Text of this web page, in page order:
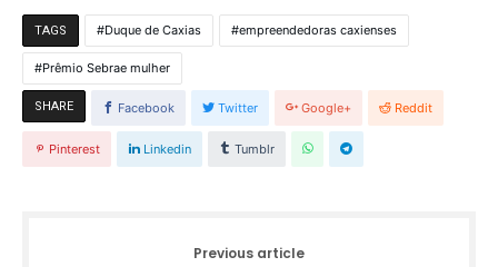
TAGS Duque de Caxias empreendedoras caxienses
Prêmio Sebrae mulher
SHARE Facebook Twitter Google+ Reddit
Pinterest Linkedin Tumblr
Previous article